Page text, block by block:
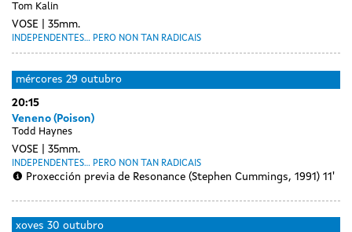
Tom Kalin
VOSE 35mm.
INDEPENDENTES... PERO NON TAN RADICAIS
luns
27
outubro
Day
without
sessions
martes
28
outubro
Day
without
sessions
mércores 29 outubro
20:15
Veneno (Poison)
Todd Haynes
VOSE 35mm.
INDEPENDENTES... PERO NON TAN RADICAIS
Proxección previa de Resonance (Stephen Cummings, 1991) 11'
xoves 30 outubro